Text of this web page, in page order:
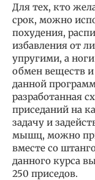
Для тех, кто
срок, можно
похудения,
избавления от
упругими, а
обмен веществ
данной
разработанная
приседаний на
задачу и
мышц, можно
вместе со
данного курса
250 приседов.